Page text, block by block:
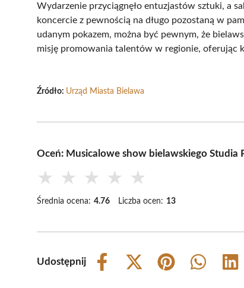
Wydarzenie przyciągnęło entuzjastów sztuki, a
koncercie z pewnością na długo pozostaną w
udanym pokazem, można być pewnym, że
misję promowania talentów w regionie, oferując
Źródło: Urząd Miasta Bielawa
Oceń: Musicalowe show bielawskiego Studia
★ ★ ★ ★ ★
Średnia ocena: 4.76 Liczba ocen: 13
Udostępnij
Share
Share
Share
Share